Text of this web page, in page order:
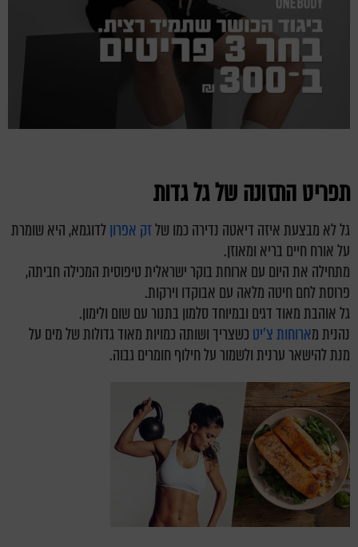
תפריט התזונה של גל גדות
גל לא מבצעת איזה דיאטה נדירה כמו שלזק אפרוןלדוגמא, היא שומרת
על אורח חיים בריא ומאוזן.
מתחילה את היום עם ארוחת בוקר ישראלית טיפוסית המכילה חביתה,
פרוסת לחם חיטה מלאה עם אבוקדו וירקות.
גל אוהבת מאוד דגים ובמיוחד סלמון בתנור עם שום ולימון.
נהנית מארוחות צ'יט כשצריך ושותה כמויות מאוד גדולות של מים על
מנת להישאר ערנית ולשמור על חילוף חומרים גבוה.